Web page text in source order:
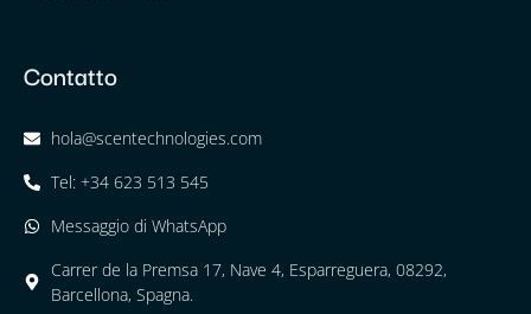
Contatto
hola@scentechnologies.com
Tel: +34 623 513 545
Messaggio di WhatsApp
Carrer de la Premsa 17, Nave 4, Esparreguera, 08292,
Barcellona, Spagna.